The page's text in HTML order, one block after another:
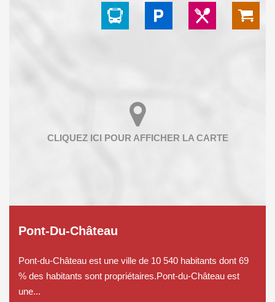
Pont-Du-Château
Pont-du-Château est une ville de 10 540 habitants dont 69
% des habitants sont propriétaires.Pont-du-Château est
une...